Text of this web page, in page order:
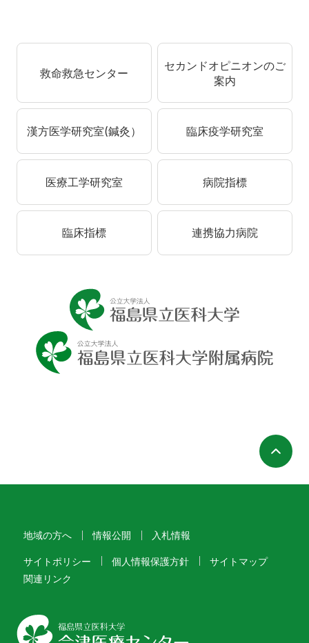
救命救急センター
セカンドオピニオンのご
案内
漢方医学研究室(鍼灸） 臨床疫学研究室
医療工学研究室 病院指標
臨床指標 連携協力病院
地域の方へ 情報公開 入札情報
サイトポリシー 個人情報保護方針
サイトマップ
関連リンク